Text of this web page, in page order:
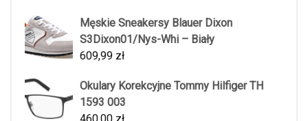
Męskie Sneakersy Blauer Dixon
S3Dixon01/Nys-Whi – Biały
609,99 zł
Okulary Korekcyjne Tommy Hilfiger TH
1593 003